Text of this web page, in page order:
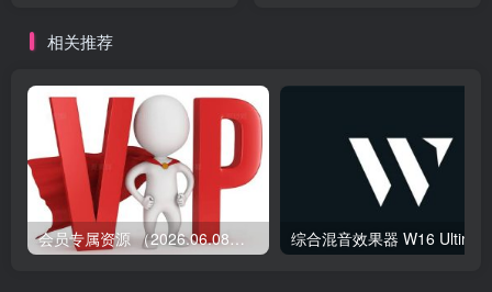
相关推荐
会员专属资源 （2026.06.08更新）